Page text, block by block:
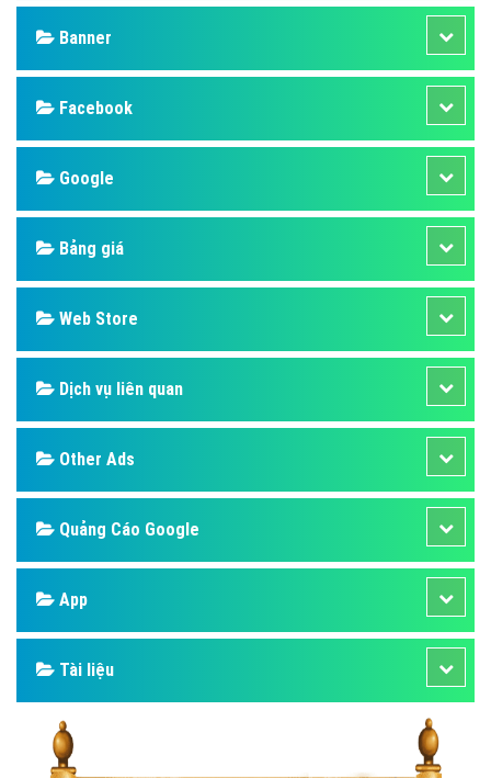
Banner
Facebook
Google
Bảng giá
Web Store
Dịch vụ liên quan
Other Ads
Quảng Cáo Google
App
Tài liệu